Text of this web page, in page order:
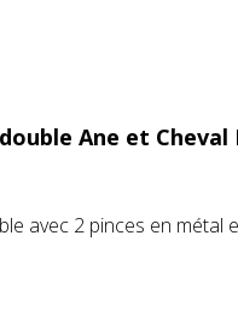
Ane et Cheval
avec 2 pinces en métal